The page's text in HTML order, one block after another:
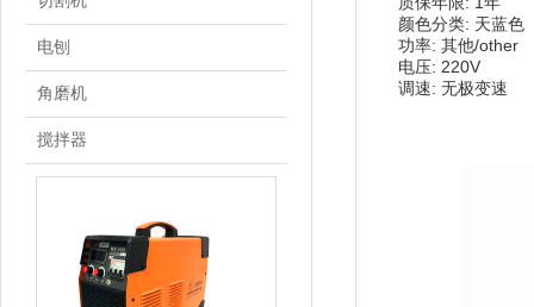
颜色分类: 天蓝色
功率: 其他/other
电压: 220V
调速: 无极变速
电刨
角磨机
搅拌器